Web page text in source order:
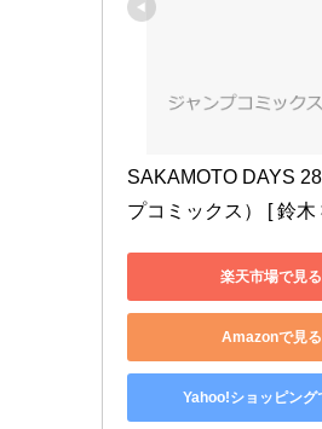
SAKAMOTO DAYS
プコミックス） [ 鈴木
楽天市場で見る
Amazonで見る
Yahoo!ショッピング